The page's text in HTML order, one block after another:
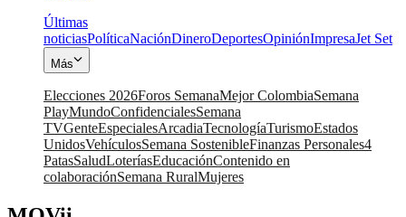
Últimas
noticiasPolíticaNaciónDineroDeportesOpiniónImpresaJet Set
Más
Elecciones 2026Foros SemanaMejor ColombiaSemana
PlayMundoConfidencialesSemana
TVGenteEspecialesArcadiaTecnologíaTurismoEstados
UnidosVehículosSemana SostenibleFinanzas Personales4
PatasSaludLoteríasEducaciónContenido en
colaboraciónSemana RuralMujeres